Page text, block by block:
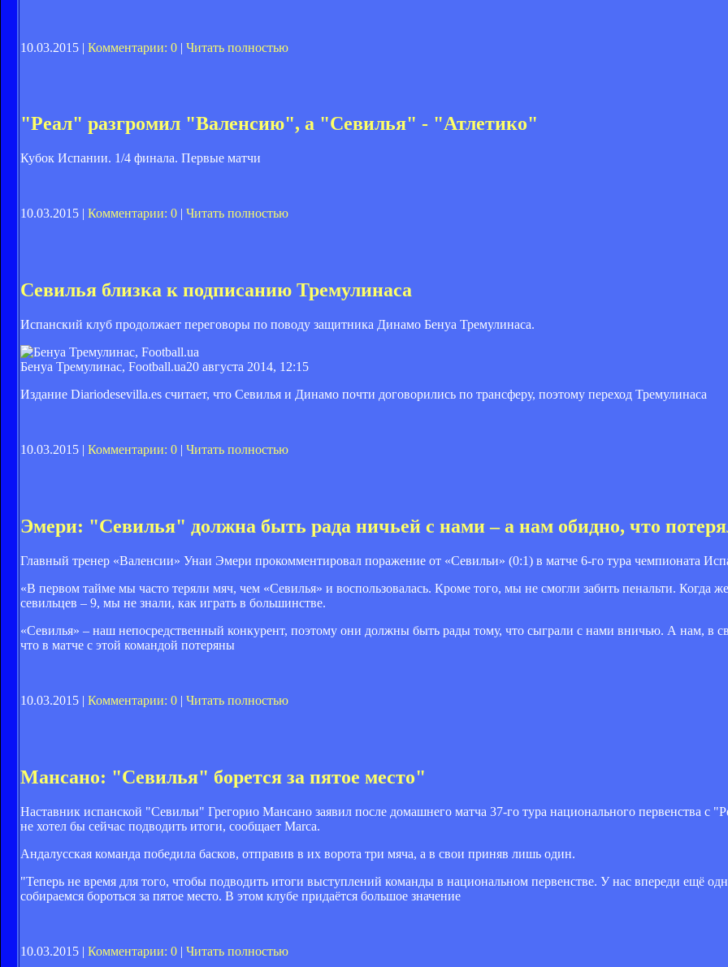
10.03.2015 | Комментарии: 0 | Читать полностью
"Реал" разгромил "Валенсию", а "Севилья" - "Атлетико"
Кубок Испании. 1/4 финала. Первые матчи
10.03.2015 | Комментарии: 0 | Читать полностью
Севилья близка к подписанию Тремулинаса
Испанский клуб продолжает переговоры по поводу защитника Динамо Бенуа Тремулинаса.
Бенуа Тремулинас, Football.ua20 августа 2014, 12:15
Издание Diariodesevilla.es считает, что Севилья и Динамо почти договорились по трансферу, поэтому переход Тремулинаса
10.03.2015 | Комментарии: 0 | Читать полностью
Эмери: "Севилья" должна быть рада ничьей с нами – а нам обидно, что
Главный тренер «Валенсии» Унаи Эмери прокомментировал поражение от «Севильи» (0:1) в матче 6-го тура чемпионата
«В первом тайме мы часто теряли мяч, чем «Севилья» и воспользовалась. Кроме того, мы не смогли забить пенальти. Когда же
севильцев – 9, мы не знали, как играть в большинстве.
«Севилья» – наш непосредственный конкурент, поэтому они должны быть рады тому, что сыграли с нами вничью. А нам, в
что в матче с этой командой потеряны
10.03.2015 | Комментарии: 0 | Читать полностью
Мансано: "Севилья" борется за пятое место"
Наставник испанской "Севильи" Грегорио Мансано заявил после домашнего матча 37-го тура национального первенства с
не хотел бы сейчас подводить итоги, сообщает Marca.
Андалусская команда победила басков, отправив в их ворота три мяча, а в свои приняв лишь один.
"Теперь не время для того, чтобы подводить итоги выступлений команды в национальном первенстве. У нас впереди ещё
собираемся бороться за пятое место. В этом клубе придаётся большое значение
10.03.2015 | Комментарии: 0 | Читать полностью